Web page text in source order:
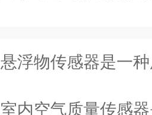
悬浮物传感器是一种用于测量
室内空气质量传感器是用于监测室